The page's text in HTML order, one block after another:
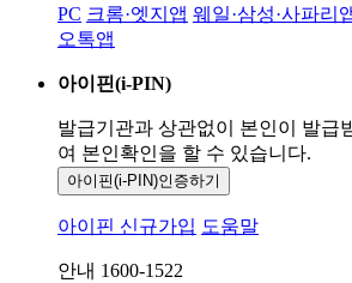
PC 크롬·엣지앱 웨일·삼성·사파리
오톡앱
아이핀(i-PIN)
발급기관과 상관없이 본인이 발급
여 본인확인을 할 수 있습니다.
아이핀(i-PIN)인증하기
아이핀 신규가입 도움말
안내 1600-1522